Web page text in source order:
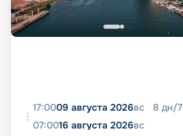
17:0009 августа 2026вс 8 дн/7
07:0016 августа 2026вс